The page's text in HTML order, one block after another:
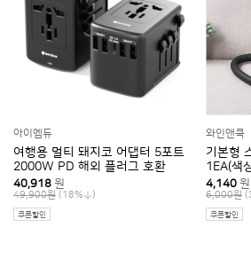
와인앤쿡
기본형 스마트 자바라거치대
1EA(색상 택1)
4,140원
6,000원 (31% )
쿠폰할인
와인앤쿡
휴대폰
2,800 원
3,500원
쿠폰할인